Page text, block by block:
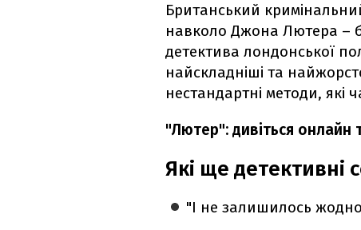
Британський
навколо Джона Лютера –
детектива лондонської
найскладніші та
нестандартні методи, які
"Лютер": дивіться онлайн
Які ще детективні
"І не залишилось